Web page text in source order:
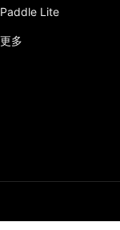
Paddle Lite
更多